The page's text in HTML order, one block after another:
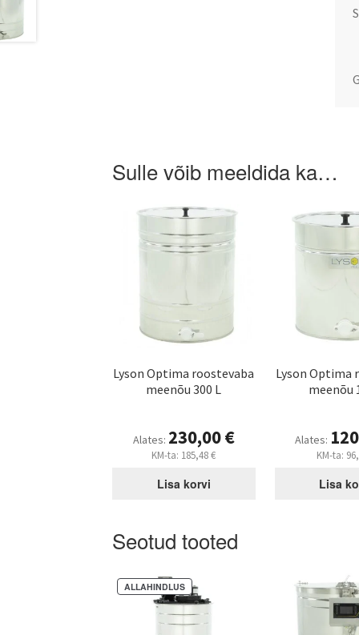
Sulle võib meeldida ka…
Lyson Optima roostevaba
meenõu 300 L
Alates: 230,00€
KM-ta: 185,48€
Lisa korvi
Lyson Optima
meenõu
Alates:
KM-ta:
Lisa
Seotud tooted
ALLAHINDLUS